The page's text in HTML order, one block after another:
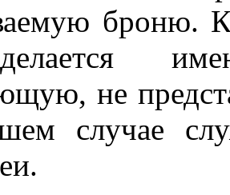
броню.
не
случае